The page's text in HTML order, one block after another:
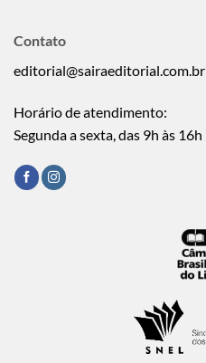
Contato
editorial@sairaeditorial.com.br
Horário de atendimento:
Segunda a sexta, das 9h às 16h